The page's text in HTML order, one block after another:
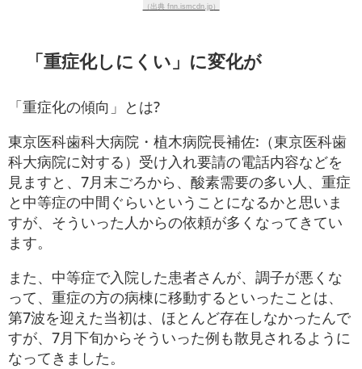
（出典 fnn.ismcdn.jp）
「重症化しにくい」に変化が
「重症化の傾向」とは?
東京医科歯科大病院・植木病院長補佐:（東京医科歯
科大病院に対する）受け入れ要請の電話内容などを
見ますと、7月末ごろから、酸素需要の多い人、重症
と中等症の中間ぐらいということになるかと思いま
すが、そういった人からの依頼が多くなってきてい
ます。
また、中等症で入院した患者さんが、調子が悪くな
って、重症の方の病棟に移動するといったことは、
第7波を迎えた当初は、ほとんど存在しなかったんで
すが、7月下旬からそういった例も散見されるように
なってきました。